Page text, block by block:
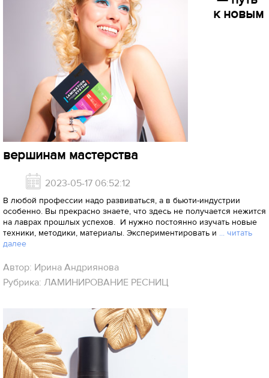
к новым
вершинам мастерства
2023-05-17 06:52:12
В любой профессии надо развиваться, а в бьюти-индустрии
особенно. Вы прекрасно знаете, что здесь не получается нежится
на лаврах прошлых успехов. И нужно постоянно изучать новые
техники, методики, материалы. Экспериментировать и ... читать
далее
Автор: Ирина Андриянова
Рубрика: ЛАМИНИРОВАНИЕ РЕСНИЦ